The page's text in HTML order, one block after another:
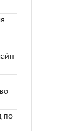
по